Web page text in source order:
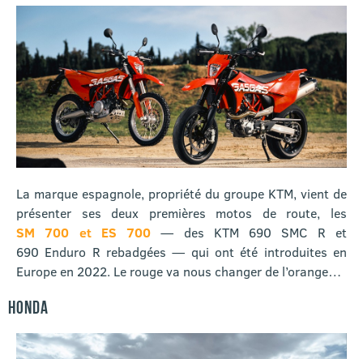
La marque espagnole, propriété du groupe KTM, vient de
présenter ses deux premières motos de route, les
SM 700 et ES 700 — des KTM 690 SMC R et
690 Enduro R rebadgées — qui ont été introduites en
Europe en 2022. Le rouge va nous changer de l’orange…
HONDA